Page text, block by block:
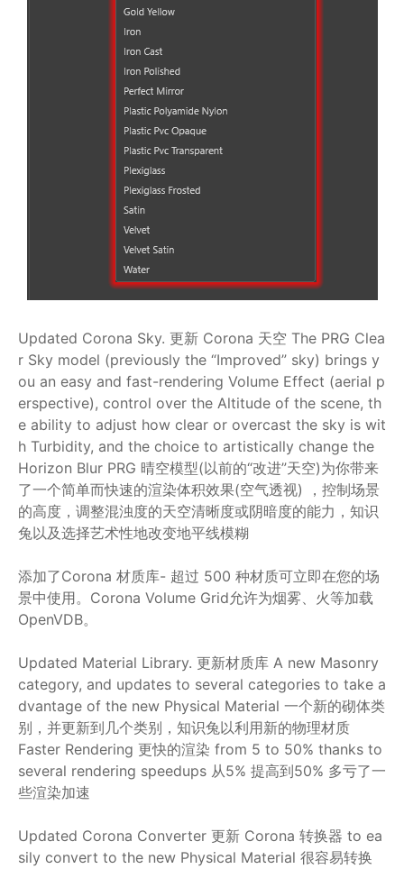
Updated Corona Sky. 更新 Corona 天空 The PRG Clea
r Sky model (previously the “Improved” sky) brings y
ou an easy and fast-rendering Volume Effect (aerial p
erspective), control over the Altitude of the scene, th
e ability to adjust how clear or overcast the sky is wit
h Turbidity, and the choice to artistically change the
Horizon Blur PRG 晴空模型(以前的“改进”天空)为你带来
了一个简单而快速的渲染体积效果(空气透视) ，控制场景
的高度，调整混浊度的天空清晰度或阴暗度的能力，知识
兔以及选择艺术性地改变地平线模糊
添加了Corona 材质库- 超过 500 种材质可立即在您的场
景中使用。Corona Volume Grid允许为烟雾、火等加载
OpenVDB。
Updated Material Library. 更新材质库 A new Masonry
category, and updates to several categories to take a
dvantage of the new Physical Material 一个新的砌体类
别，并更新到几个类别，知识兔以利用新的物理材质
Faster Rendering 更快的渲染 from 5 to 50% thanks to
several rendering speedups 从5% 提高到50% 多亏了一
些渲染加速
Updated Corona Converter 更新 Corona 转换器 to ea
sily convert to the new Physical Material 很容易转换